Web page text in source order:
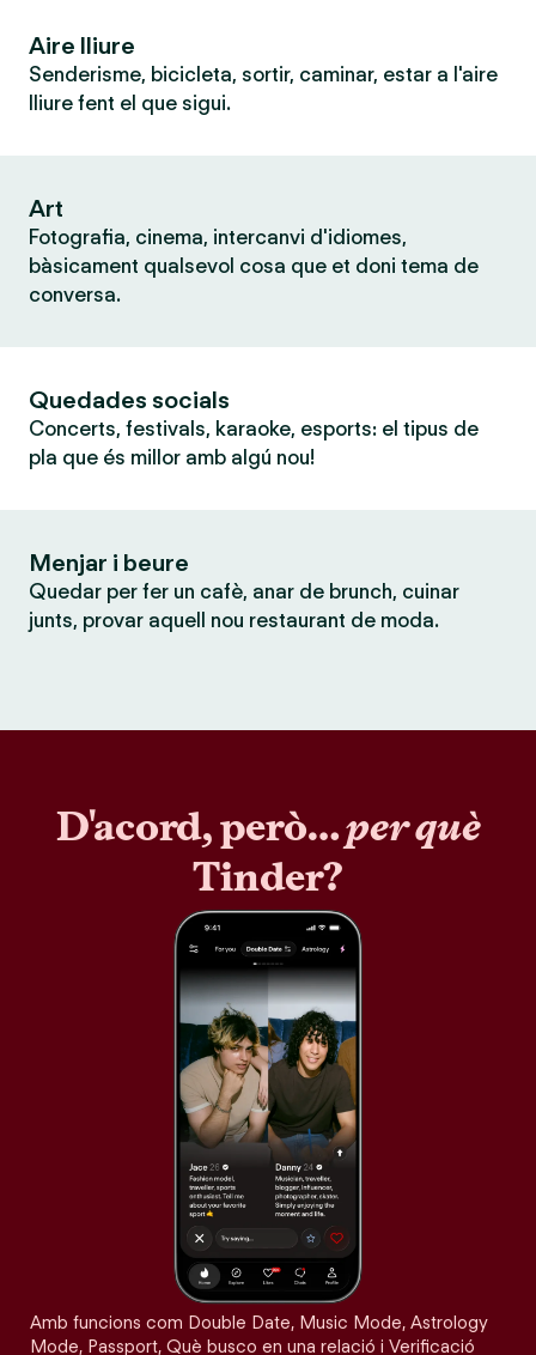
Aire lliure
Senderisme, bicicleta, sortir, caminar, estar a l'aire
lliure fent el que sigui.
Art
Fotografia, cinema, intercanvi d'idiomes,
bàsicament qualsevol cosa que et doni tema de
conversa.
Quedades socials
Concerts, festivals, karaoke, esports: el tipus de
pla que és millor amb algú nou!
Menjar i beure
Quedar per fer un cafè, anar de brunch, cuinar
junts, provar aquell nou restaurant de moda.
D'acord, però…per què
Tinder?
Amb funcions com Double Date, Music Mode, Astrology
Mode, Passport, Què busco en una relació i Verificació